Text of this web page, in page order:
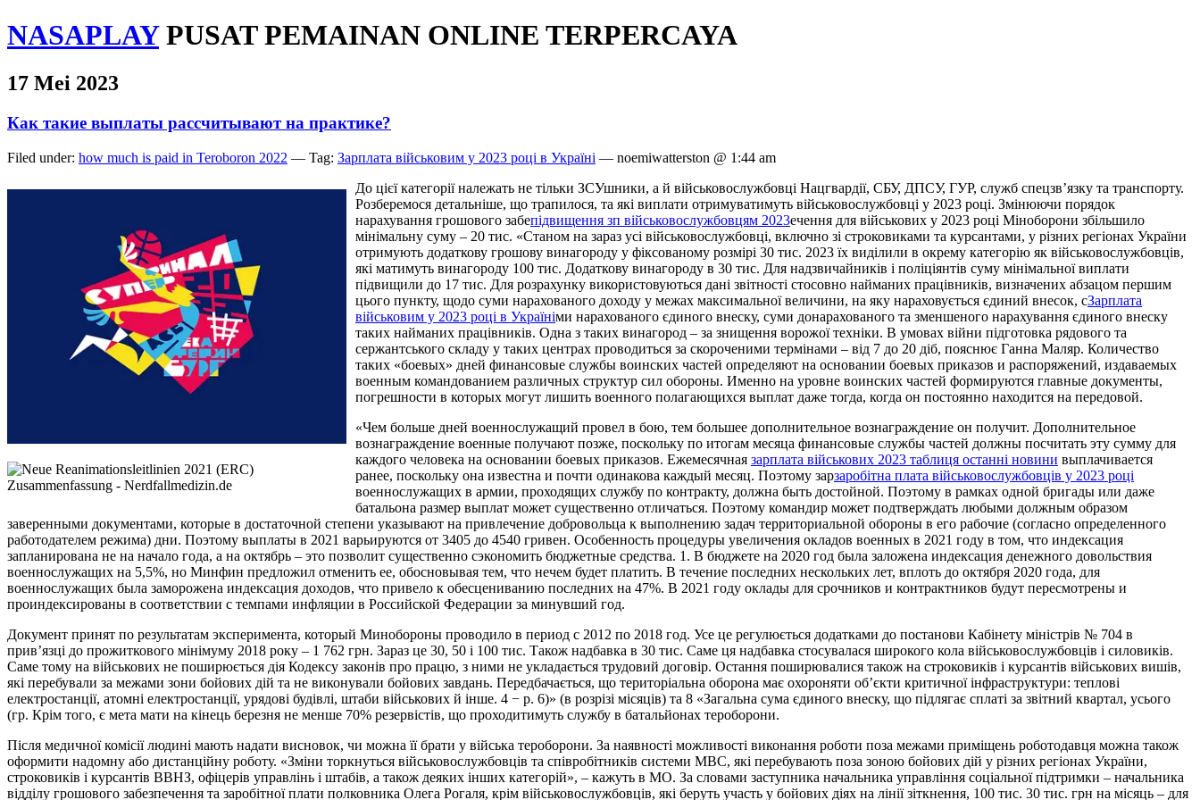
NASAPLAY PUSAT PEMAINAN ONLINE TERPERCAYA
17 Mei 2023
Как такие выплаты рассчитывают на практике?
Filed under: how much is paid in Teroboron 2022 — Tag: Зарплата військовим у 2023 році в Україні — noemiwatterston @ 1:44 am
До цієї категорії належать не тільки ЗСУшники, а й військовослужбовці Нацгвардії, СБУ, ДПСУ, ГУР, служб спецзв’язку та транспорту.
Розберемося детальніше, що трапилося, та які виплати отримуватимуть військовослужбовці у 2023 році. Змінюючи порядок
нарахування грошового забепідвищення зп військовослужбовцям 2023ечення для військових у 2023 році Міноборони збільшило
мінімальну суму – 20 тис. «Станом на зараз усі військовослужбовці, включно зі строковиками та курсантами, у різних регіонах України
отримують додаткову грошову винагороду у фіксованому розмірі 30 тис. 2023 їх виділили в окрему категорію як військовослужбовців,
які матимуть винагороду 100 тис. Додаткову винагороду в 30 тис. Для надзвичайників і поліціянтів суму мінімальної виплати
підвищили до 17 тис. Для розрахунку використовуються дані звітності стосовно найманих працівників, визначених абзацом першим
цього пункту, щодо суми нарахованого доходу у межах максимальної величини, на яку нараховується єдиний внесок, сЗарплата
військовим у 2023 році в Україніми нарахованого єдиного внеску, суми донарахованого та зменшеного нарахування єдиного внеску
таких найманих працівників. Одна з таких винагород – за знищення ворожої техніки. В умовах війни підготовка рядового та
сержантського складу у таких центрах проводиться за скороченими термінами – від 7 до 20 діб, пояснює Ганна Маляр. Количество
таких «боевых» дней финансовые службы воинских частей определяют на основании боевых приказов и распоряжений, издаваемых
военным командованием различных структур сил обороны. Именно на уровне воинских частей формируются главные документы,
погрешности в которых могут лишить военного полагающихся выплат даже тогда, когда он постоянно находится на передовой.
«Чем больше дней военнослужащий провел в бою, тем большее дополнительное вознаграждение он получит. Дополнительное
вознаграждение военные получают позже, поскольку по итогам месяца финансовые службы частей должны посчитать эту сумму для
каждого человека на основании боевых приказов. Ежемесячная зарплата військових 2023 таблиця останні новини выплачивается
ранее, поскольку она известна и почти одинакова каждый месяц. Поэтому зарзаробітна плата військовослужбовців у 2023 році
военнослужащих в армии, проходящих службу по контракту, должна быть достойной. Поэтому в рамках одной бригады или даже
батальона размер выплат может существенно отличаться. Поэтому командир может подтверждать любыми должным образом
заверенными документами, которые в достаточной степени указывают на привлечение добровольца к выполнению задач территориальной обороны в его рабочие (согласно определенного
работодателем режима) дни. Поэтому выплаты в 2021 варьируются от 3405 до 4540 гривен. Особенность процедуры увеличения окладов военных в 2021 году в том, что индексация
запланирована не на начало года, а на октябрь – это позволит существенно сэкономить бюджетные средства. 1. В бюджете на 2020 год была заложена индексация денежного довольствия
военнослужащих на 5,5%, но Минфин предложил отменить ее, обосновывая тем, что нечем будет платить. В течение последних нескольких лет, вплоть до октября 2020 года, для
военнослужащих была заморожена индексация доходов, что привело к обесцениванию последних на 47%. В 2021 году оклады для срочников и контрактников будут пересмотрены и
проиндексированы в соответствии с темпами инфляции в Российской Федерации за минувший год.
Документ принят по результатам эксперимента, который Минобороны проводило в период с 2012 по 2018 год. Усе це регулюється додатками до постанови Кабінету міністрів № 704 в
прив’язці до прожиткового мінімуму 2018 року – 1 762 грн. Зараз це 30, 50 і 100 тис. Також надбавка в 30 тис. Саме ця надбавка стосувалася широкого кола військовослужбовців і силовиків.
Саме тому на військових не поширюється дія Кодексу законів про працю, з ними не укладається трудовий договір. Остання поширювалися також на строковиків і курсантів військових вишів,
які перебували за межами зони бойових дій та не виконували бойових завдань. Передбачається, що територіальна оборона має охороняти об’єкти критичної інфраструктури: теплові
електростанції, атомні електростанції, урядові будівлі, штаби військових й інше. 4 − р. 6)» (в розрізі місяців) та 8 «Загальна сума єдиного внеску, що підлягає сплаті за звітний квартал, усього
(гр. Крім того, є мета мати на кінець березня не менше 70% резервістів, що проходитимуть службу в батальйонах тероборони.
Після медичної комісії людині мають надати висновок, чи можна її брати у війська тероборони. За наявності можливості виконання роботи поза межами приміщень роботодавця можна також
оформити надомну або дистанційну роботу. «Зміни торкнуться військовослужбовців та співробітників системи МВС, які перебувають поза зоною бойових дій у різних регіонах України,
строковиків і курсантів ВВНЗ, офіцерів управлінь і штабів, а також деяких інших категорій», – кажуть в МО. За словами заступника начальника управління соціальної підтримки – начальника
відділу грошового забезпечення та заробітної плати полковника Олега Рогаля, крім військовослужбовців, які беруть участь у бойових діях на лінії зіткнення, 100 тис. 30 тис. грн на місяць – для